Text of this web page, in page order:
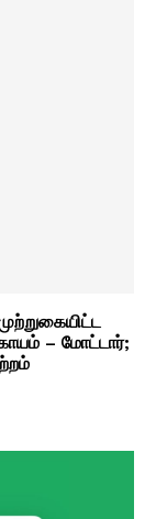
– மோட்டார்;